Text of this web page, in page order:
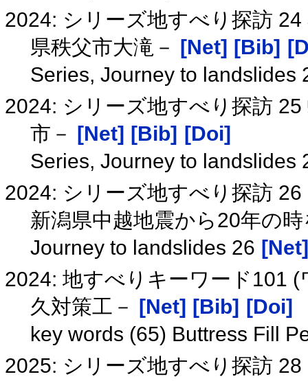
2024: シリーズ地すべり探訪
県秩父市大滝－ [Net] [Bib]
Series, Journey to landslides
2024: シリーズ地すべり探訪
市－ [Net] [Bib] [Doi]
Series, Journey to landslides
2024: シリーズ地すべり探訪
新潟県中越地震から20年の
Journey to landslides 26 [Net]
2024: 地すべりキーワード101
久対策工－ [Net] [Bib] [Doi]
key words (65) Buttress Fill
2025: シリーズ地すべり探訪